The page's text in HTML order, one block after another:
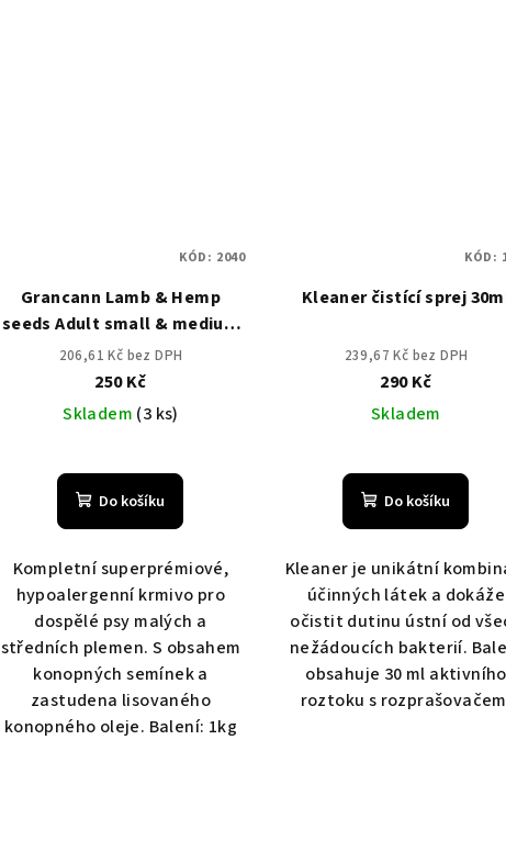
Grancann Lamb & Hemp
seeds Adult small & medium
breeds - 1 kg
206,61 Kč bez DPH
250 Kč
Skladem (3 ks)
Do košíku
Kompletní superprémiové,
hypoalergenní krmivo pro
dospělé psy malých a
středních plemen. S obsahem
konopných semínek a
zastudena lisovaného
konopného oleje. Balení: 1kg
KÓD: 2040
Kleaner čistící sprej
239,67 Kč bez DPH
290 Kč
Skladem
Do košíku
Kleaner je unikátní
účinných látek a dokáže
očistit dutinu ústní od
nežádoucích bakterií.
obsahuje 30 ml aktivního
roztoku s
KÓD: